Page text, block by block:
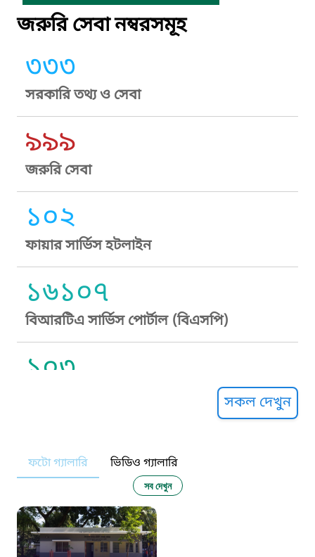
জরুরি সেবা নম্বরসমূহ
৩৩৩
সরকারি তথ্য ও সেবা
৯৯৯
জরুরি সেবা
১০২
ফায়ার সার্ভিস হটলাইন
১৬১০৭
বিআরটিএ সার্ভিস পোর্টাল (বিএসপি)
১০৩
নারী ও শিশু নির্যাতন প্রতিরোধ
১০৬
দুদক
সকল দেখুন
ফটো গ্যালারি ভিডিও গ্যালারি
সব দেখুন